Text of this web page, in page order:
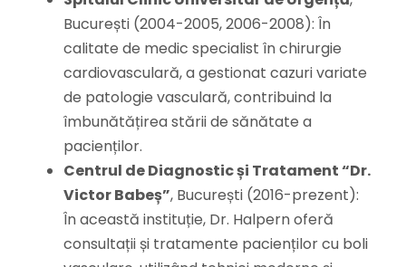
București (2004-2005, 2006-2008): În
calitate de medic specialist în chirurgie
cardiovasculară, a gestionat cazuri variate
de patologie vasculară, contribuind la
îmbunătățirea stării de sănătate a
pacienților.
Centrul de Diagnostic și Tratament “Dr.
Victor Babeș”, București (2016-prezent):
În această instituție, Dr. Halpern oferă
consultații și tratamente pacienților cu boli